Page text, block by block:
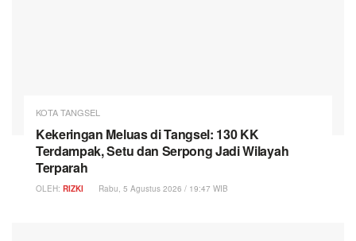
KOTA TANGSEL
Kekeringan Meluas di Tangsel: 130 KK
Terdampak, Setu dan Serpong Jadi Wilayah
Terparah
OLEH: RIZKI Rabu, 5 Agustus 2026 / 19:47 WIB